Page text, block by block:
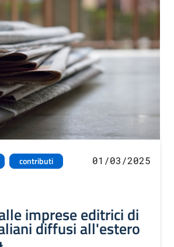
contributi
01/03/2025
imprese editrici di
diffusi all'estero